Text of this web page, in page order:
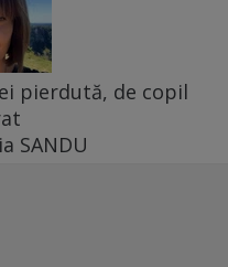
pierdută, de copil
SANDU